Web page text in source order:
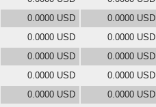
0.0000 USD 0.0000 USD
0.0000 USD 0.0000 USD
0.0000 USD 0.0000 USD
0.0000 USD 0.0000 USD
0.0000 USD 0.0000 USD